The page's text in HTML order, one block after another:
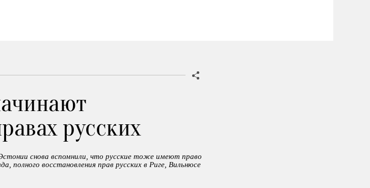
русских
снова вспомнили, что русские тоже имеют право
полного восстановления прав русских в Риге, Вильнюсе